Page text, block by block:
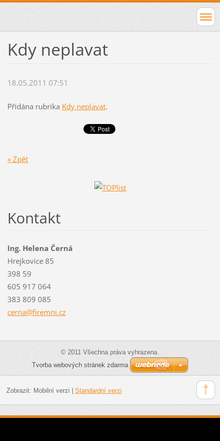
Kdy neplavat
18.05.2011 07:51
Přidána rubrika Kdy neplavat.
« Zpět
Kontakt
Ing. Helena Černá
Hrejkovice 85
398 59
605 917 064
383 809 085
cerna@firemni.cz
© 2011 Všechna práva vyhrazena.
Tvorba webových stránek zdarma
Zobrazit: Mobilní verzi Standardní verzi